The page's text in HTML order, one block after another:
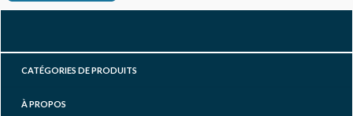
a
CATÉGORIES DE PRODUITS
À PROPOS